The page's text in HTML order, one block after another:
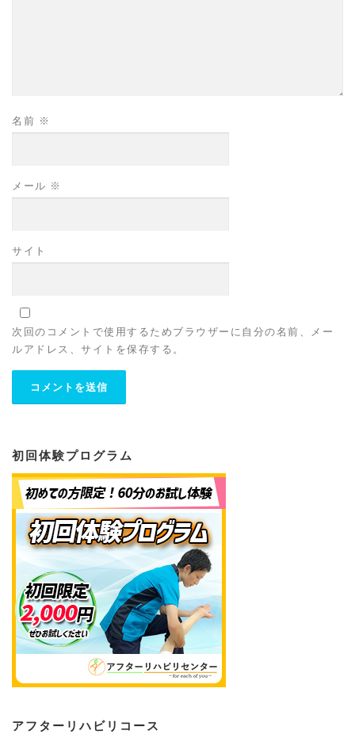
名前 ※
メール ※
サイト
次回のコメントで使用するためブラウザーに自分の名前、メー
ルアドレス、サイトを保存する。
初回体験プログラム
アフターリハビリコース